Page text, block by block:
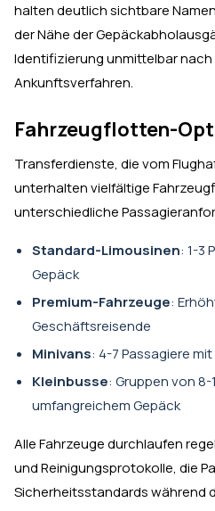
halten deutlich sichtbare
der Nähe der
Identifizierung unmittelbar
Ankunftsverfahren.
Fahrzeugflotten-
Transferdienste, die vom
unterhalten vielfältige
unterschiedliche
Standard-Limousinen: 1-3
Gepäck
Premium-Fahrzeuge:
Geschäftsreisende
Minivans: 4-7 Passagiere
Kleinbusse: Gruppen von
umfangreichem Gepäck
Alle Fahrzeuge durchlaufen
und Reinigungsprotokolle, die
Sicherheitsstandards während